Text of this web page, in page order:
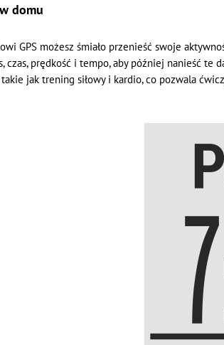
domu
GPS możesz śmiało przenieść swoje
czas, prędkość i tempo, aby później nanieść
jak trening siłowy i kardio, co pozwala